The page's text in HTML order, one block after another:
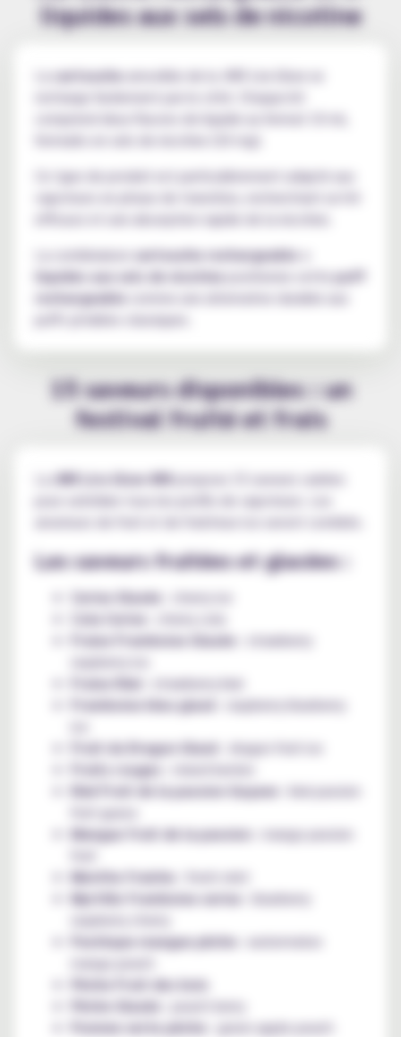
liquides aux sels de nicotine
cartoucheamovible de la JNR Lira Glow se
recharge facilement par le côté. Chaque kit
comprend deux flacons de liquide au format 10 ml,
Ce type de produit est particulièrement adapté aux
vapoteurs en phase de transition, recherchant un hit
efficace et une absorption rapide de la nicotine.
La combinaison cartouche rechargeable +
liquides aux sels de nicotine
positionne cettepuff
rechargeable
puffs jetables classiques.
15 saveurs disponibles : un
festival fruité et frais
JNR Lira Glow 45Kpropose 15 saveurs variées
pour satisfaire tous les profils de vapoteurs. Les
amateurs de fruit et de fraîcheur ice seront comblés.
Les saveurs fruitées et glacées :
Cerise Glacée
: cherry ice
Cola Cerise
Fraise Framboise Glacée
: strawberry
Fraise Kiwi
: strawberry kiwi
Framboise bleu glacé
: raspberry blueberry
Fruit du Dragon Glacé
: dragon fruit ice
Fruits rouges
Kiwi Fruit de la passion Goyave : kiwi passion
fruit guava
Mangue fruit de la passion
: mango passion
Menthe fraiche
: fresh mint
Myrtille framboise cerise
: blueberry
Pastèque mangue pêche
: watermelon
Pêche Fruit des bois
Pêche Glacée
: peach berry
Pomme verte pêche
: green apple peach